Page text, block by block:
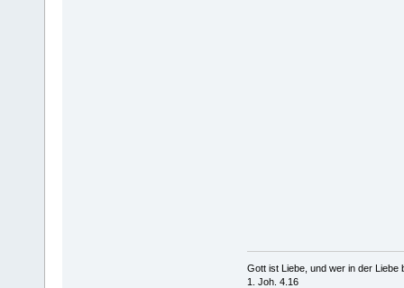
Gott ist Liebe, und wer in der Liebe
1. Joh. 4.16